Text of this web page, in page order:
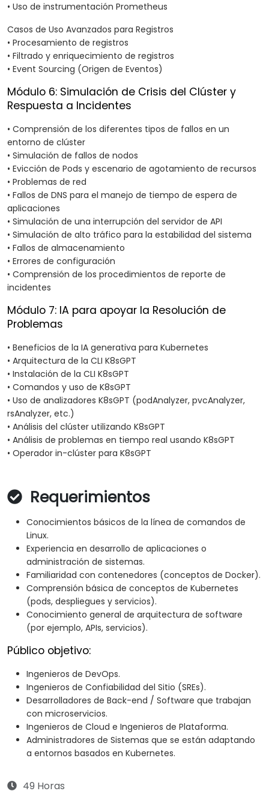
• Uso de instrumentación Prometheus
Casos de Uso Avanzados para Registros
• Procesamiento de registros
• Filtrado y enriquecimiento de registros
• Event Sourcing (Origen de Eventos)
Módulo 6: Simulación de Crisis del Clúster y
Respuesta a Incidentes
• Comprensión de los diferentes tipos de fallos en un
entorno de clúster
• Simulación de fallos de nodos
• Evicción de Pods y escenario de agotamiento de recursos
• Problemas de red
• Fallos de DNS para el manejo de tiempo de espera de
aplicaciones
• Simulación de una interrupción del servidor de API
• Simulación de alto tráfico para la estabilidad del sistema
• Fallos de almacenamiento
• Errores de configuración
• Comprensión de los procedimientos de reporte de
incidentes
Módulo 7: IA para apoyar la Resolución de
Problemas
• Beneficios de la IA generativa para Kubernetes
• Arquitectura de la CLI K8sGPT
• Instalación de la CLI K8sGPT
• Comandos y uso de K8sGPT
• Uso de analizadores K8sGPT (podAnalyzer, pvcAnalyzer,
rsAnalyzer, etc.)
• Análisis del clúster utilizando K8sGPT
• Análisis de problemas en tiempo real usando K8sGPT
• Operador in-clúster para K8sGPT
Requerimientos
Conocimientos básicos de la línea de comandos de
Linux.
Experiencia en desarrollo de aplicaciones o
administración de sistemas.
Familiaridad con contenedores (conceptos de Docker).
Comprensión básica de conceptos de Kubernetes
(pods, despliegues y servicios).
Conocimiento general de arquitectura de software
(por ejemplo, APIs, servicios).
Público objetivo:
Ingenieros de DevOps.
Ingenieros de Confiabilidad del Sitio (SREs).
Desarrolladores de Back-end / Software que trabajan
con microservicios.
Ingenieros de Cloud e Ingenieros de Plataforma.
Administradores de Sistemas que se están adaptando
a entornos basados en Kubernetes.
49 Horas